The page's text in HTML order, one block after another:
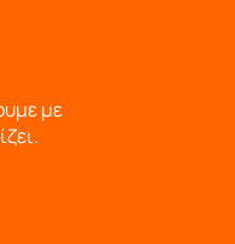
μόνο
με